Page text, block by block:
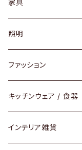
家具
ソファ / ベンチ
チェア / スツール
ダイニングセット / ダ
ローテーブル / サイド
照明
ペンダントライト
テーブルランプ / デス
フロアライト
ファッション
アクセサリー
リング
財布
キッチンウェア / 食器
グラス / タンブラー
インテリア雑貨